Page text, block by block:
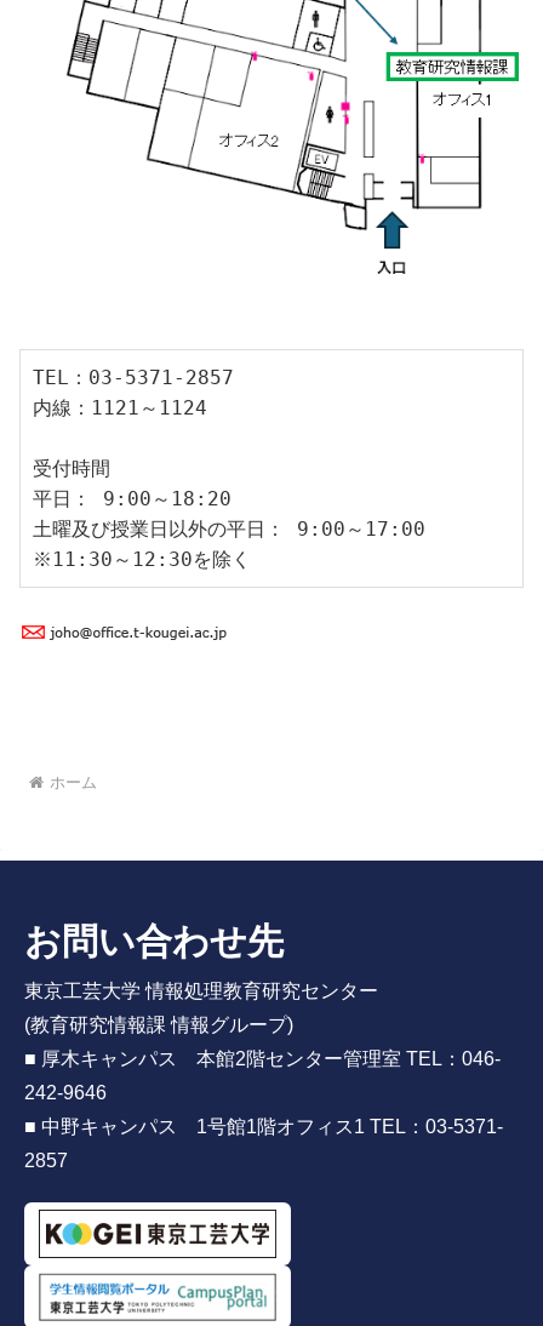
TEL：03-5371-2857
内線：1121～1124
受付時間
平日： 9:00～18:20
土曜及び授業日以外の平日： 9:00～17:00
※11:30～12:30を除く
ホーム
お問い合わせ先
東京工芸大学 情報処理教育研究センター
(教育研究情報課 情報グループ)
■ 厚木キャンパス 本館2階センター管理室 TEL：046-
242-9646
■ 中野キャンパス 1号館1階オフィス1 TEL：03-5371-
2857